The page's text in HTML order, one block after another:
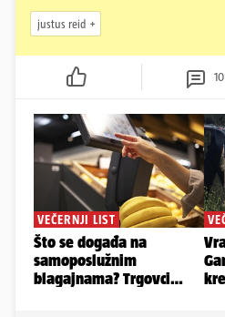
justus reid
10